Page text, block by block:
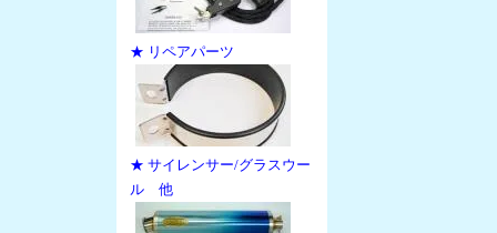
★ リペアパーツ
★ サイレンサー/グラスウー
ル 他